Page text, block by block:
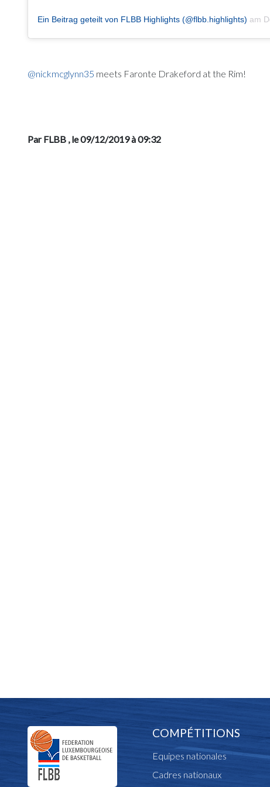
Ein Beitrag geteilt von FLBB Highlights (@flbb.highlights) am
@nickmcglynn35 meets Faronte Drakeford at the Rim!
Par FLBB , le 09/12/2019 à 09:32
COMPÉTITIONS
Equipes nationales
Cadres nationaux